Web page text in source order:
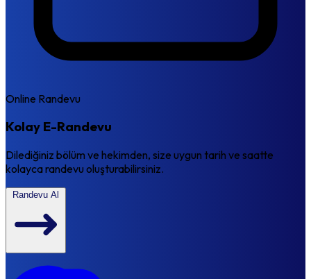
Online Randevu
Kolay E-Randevu
Dilediğiniz bölüm ve hekimden, size uygun tarih ve saatte
kolayca randevu oluşturabilirsiniz.
Randevu Al